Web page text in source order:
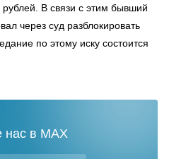
В связи с этим бывший
через суд разблокировать
по этому иску состоится
нас в MAX